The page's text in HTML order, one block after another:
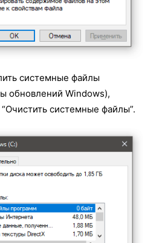
системные файлы
обновлений Windows),
системные файлы”.